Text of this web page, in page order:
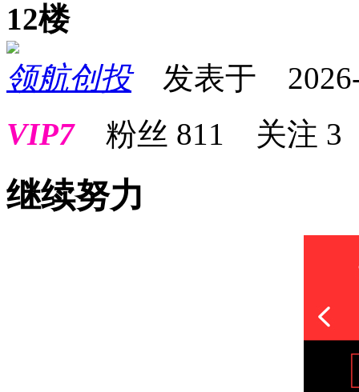
12楼
领航创投发表于 2026-
VIP7粉丝 811 关注 3
继续努力